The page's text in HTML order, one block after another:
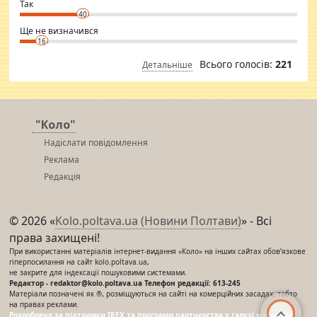
Так
40
Ще не визначився
16
Детальніше Всього голосів: 221
"Коло"
Надіслати повідомлення
Реклама
Редакція
© 2026 «Kolo.poltava.ua (Новини Полтави)» - Всі
права захищені!
При використанні матеріалів інтернет-видання «Коло» на інших сайтах обов’язкове
гіперпосилання на сайт kolo.poltava.ua,
не закрите для індексації пошуковими системами.
Редактор - redaktor@kolo.poltava.ua Телефон редакції: 613-245
Матеріали позначені як ®, розміщуються на сайті на комерційних засадах, тобто
на правах реклами.
Розроблено за підтримки IREX та програми партнерства у галузі мас-медіа